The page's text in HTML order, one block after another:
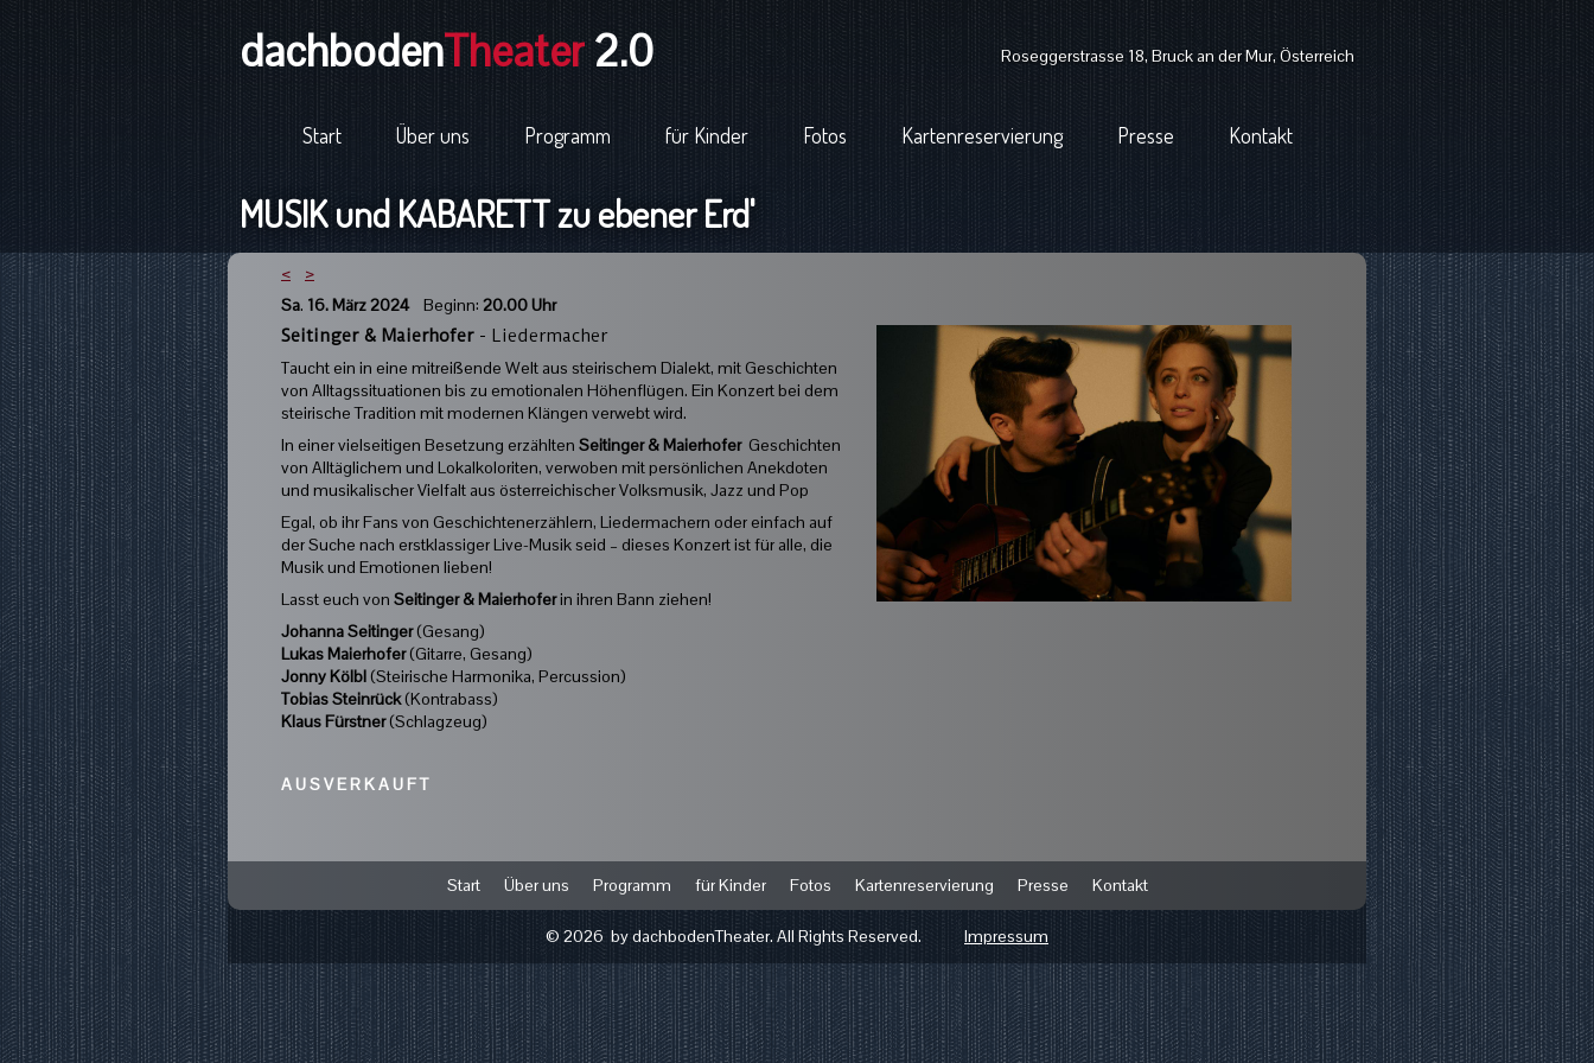
dachbodenTheater2.0 Roseggerstrasse 18, Bruck an der Mur, Österreich
Start Über uns Programm für Kinder Fotos Kartenreservierung Presse Kontakt
MUSIK und KABARETT zu ebener Erd'
<
>
Sa. 16. März 2024 Beginn: 20.00 Uhr
Seitinger & Maierhofer- Liedermacher
Taucht ein in eine mitreißende Welt aus steirischem Dialekt, mit Geschichten
von Alltagssituationen bis zu emotionalen Höhenflügen. Ein Konzert bei dem
steirische Tradition mit modernen Klängen verwebt wird.
In einer vielseitigen Besetzung erzählten Seitinger & MaierhoferGeschichten
von Alltäglichem und Lokalkoloriten, verwoben mit persönlichen Anekdoten
und musikalischer Vielfalt aus österreichischer Volksmusik, Jazz und Pop
Egal, ob ihr Fans von Geschichtenerzählern, Liedermachern oder einfach auf
der Suche nach erstklassiger Live-Musik seid – dieses Konzert ist für alle, die
Musik und Emotionen lieben!
Lasst euch von Seitinger & Maierhoferin ihren Bann ziehen!
Johanna Seitinger(Gesang)
Lukas Maierhofer(Gitarre, Gesang)
Jonny Kölbl(Steirische Harmonika, Percussion)
Tobias Steinrück(Kontrabass)
Klaus Fürstner(Schlagzeug)
A U S V E R K A U F T
Start Über uns Programm für Kinder Fotos Kartenreservierung Presse Kontakt
© 2026 by dachbodenTheater. All Rights Reserved. Impressum